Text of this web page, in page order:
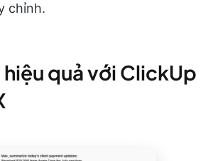
chỉnh.
quả với ClickUp